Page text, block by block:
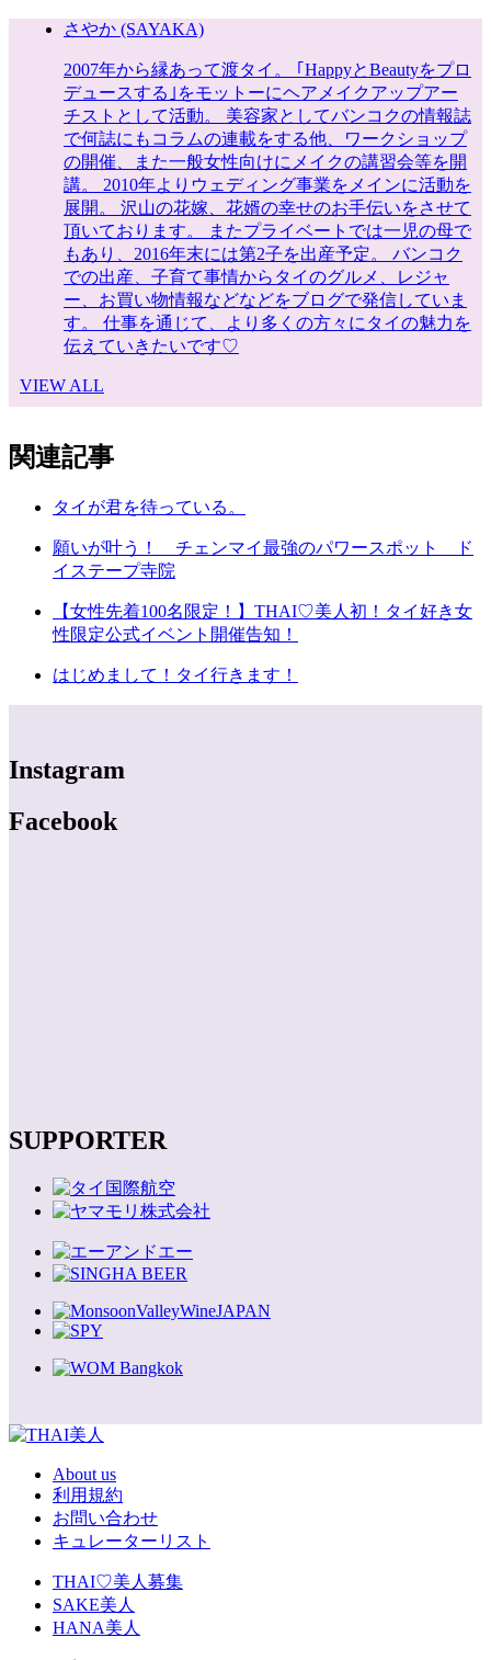
さやか (SAYAKA)
2007年から縁あって渡タイ。 ｢HappyとBeautyをプロ
デュースする｣をモットーにヘアメイクアップアー
チストとして活動。 美容家としてバンコクの情報誌
で何誌にもコラムの連載をする他、ワークショップ
の開催、また一般女性向けにメイクの講習会等を開
講。 2010年よりウェディング事業をメインに活動を
展開。 沢山の花嫁、花婿の幸せのお手伝いをさせて
頂いております。 またプライベートでは一児の母で
もあり、2016年末には第2子を出産予定。 バンコク
での出産、子育て事情からタイのグルメ、レジャ
ー、お買い物情報などなどをブログで発信していま
す。 仕事を通じて、より多くの方々にタイの魅力を
伝えていきたいです♡
VIEW ALL
関連記事
タイが君を待っている。
願いが叶う！ チェンマイ最強のパワースポット ド
イステープ寺院
【女性先着100名限定！】THAI♡美人初！タイ好き女
性限定公式イベント開催告知！
はじめまして！タイ行きます！
Instagram
Facebook
SUPPORTER
About us
利用規約
お問い合わせ
キュレーターリスト
THAI♡美人募集
SAKE美人
HANA美人